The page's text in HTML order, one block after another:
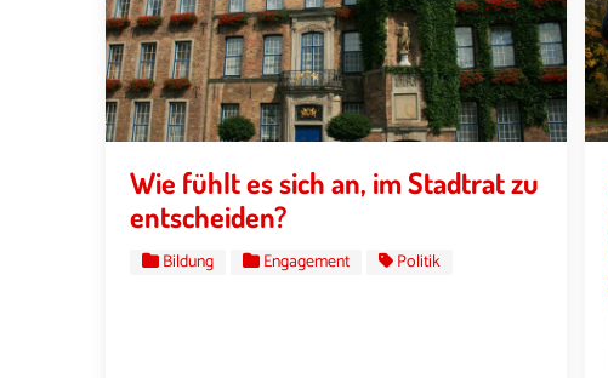
Wie fühlt es sich an, im Stadtrat zu
entscheiden?
Bildung Engagement Politik